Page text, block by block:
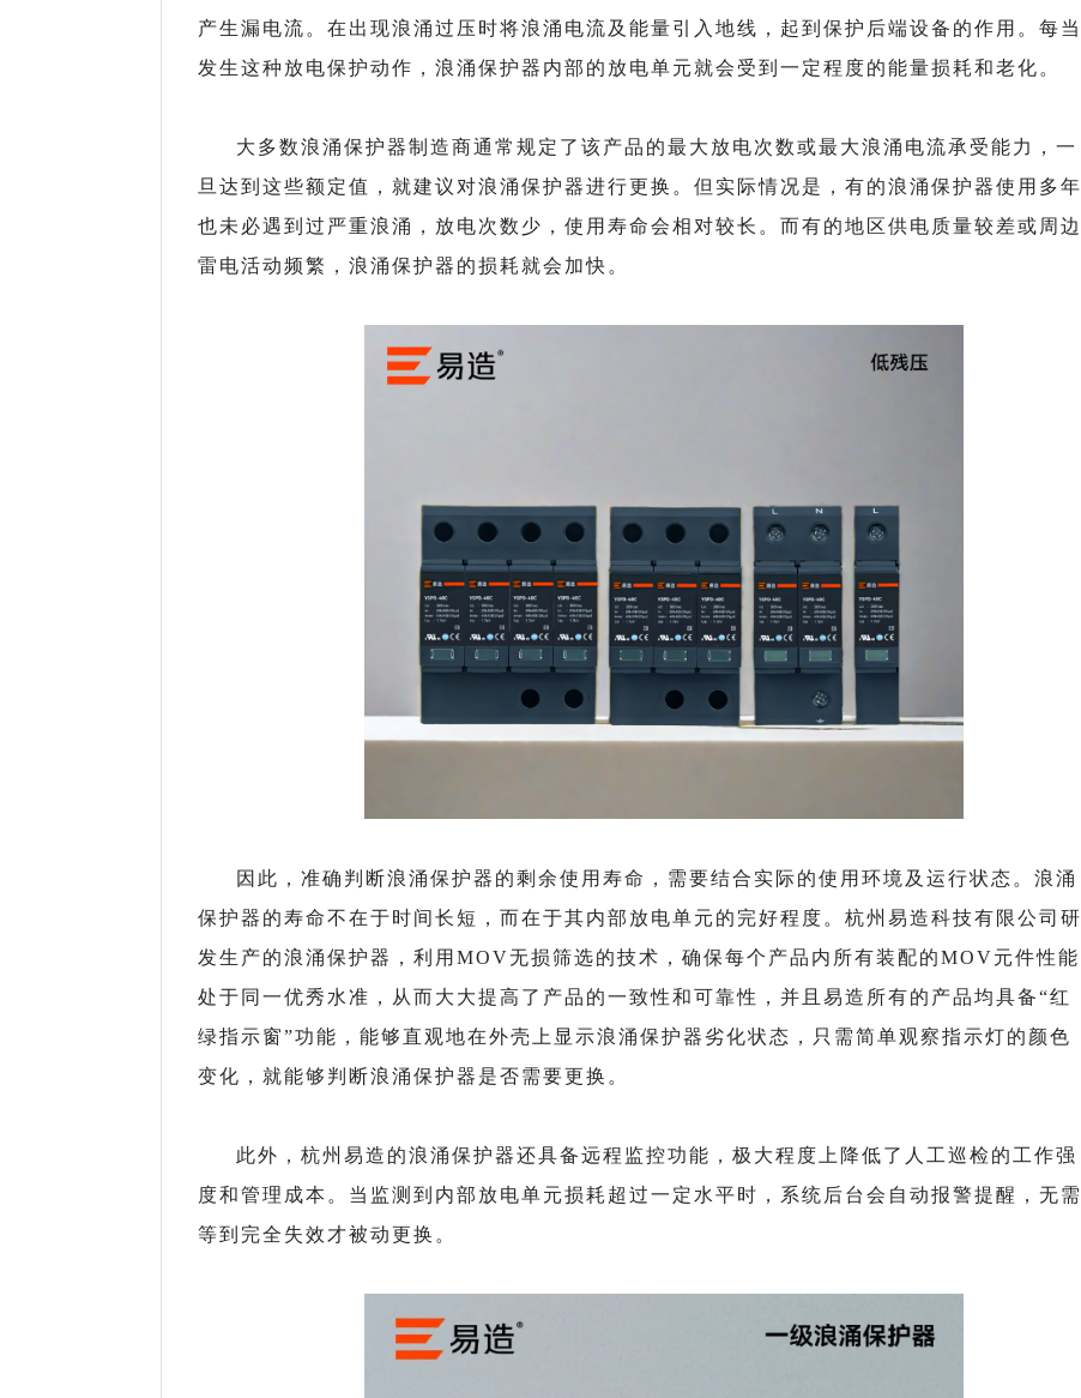
产生漏电流 。在出现浪涌过压时将浪涌电流及能量引入地线，起到保护后端设备的作用。每当
发生这种放电保护动作，浪涌保护器内部的放电单元就会受到一定程度的能量损耗和老化。
大多数浪涌保护器制造商通常规定了该产品的最大放电次数或最大浪涌电流承受能力，一
旦达到这些额定值，就建议对浪涌保护器进行更换。但实际情况是，有的浪涌保护器使用多年
也未必遇到过严重浪涌，放电次数少，使用寿命会相对较长。而有的地区供电质量较差或周边
雷电活动频繁，浪涌保护器的损耗就会加快。
因此，准确判断浪涌保护器的剩余使用寿命，需要结合实际的使用环境及运行状态。浪涌
保护器的寿命不在于时间长短，而在于其内部放电单元的完好程度。杭州易造科技有限公司研
发生产的浪涌保护器，利用MOV无损筛选的技术，确保每个产品内所有装配的MOV元件性能
处于同一优秀水准，从而大大提高了产品的一致性和可靠性，并且易造所有的产品均具备“红
绿指示窗”功能，能够直观地在外壳上显示浪涌保护器劣化状态，只需简单观察指示灯的颜色
变化，就能够判断浪涌保护器是否需要更换。
此外，杭州易造的浪涌保护器还具备远程监控功能，极大程度上降低了人工巡检的工作强
度和管理成本。当监测到内部放电单元损耗超过一定水平时，系统后台会自动报警提醒，无需
等到完全失效才被动更换。